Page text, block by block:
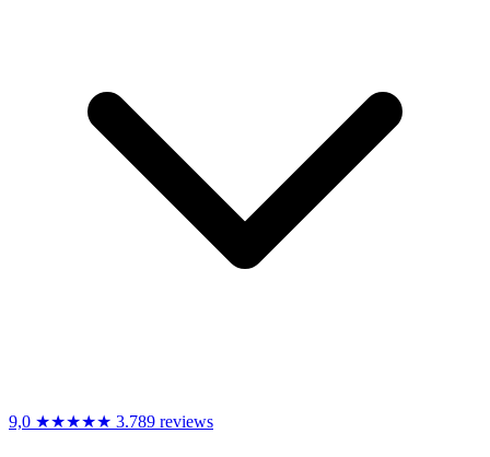
9,0 ★★★★★ 3.789 reviews